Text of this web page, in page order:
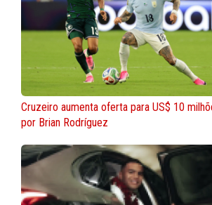
Cruzeiro aumenta oferta para US$ 10
por Brian Rodríguez